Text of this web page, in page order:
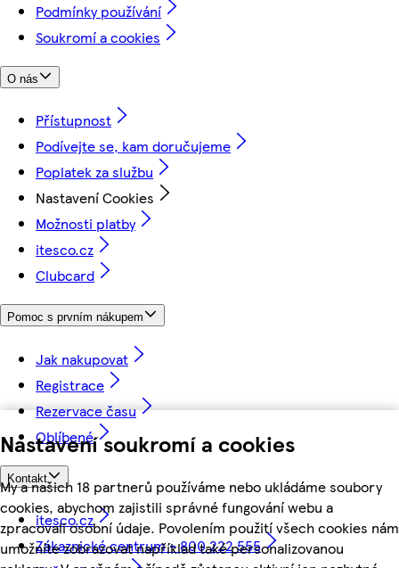
Nastavení soukromí a cookies
My a našich 18 partnerů používáme nebo ukládáme soubory
cookies, abychom zajistili správné fungování webu a
zpracovali osobní údaje. Povolením použití všech cookies nám
umožníte zobrazovat například také personalizovanou
Podmínky používání
Soukromí a cookies
O nás
Přístupnost
Podívejte se, kam doručujeme
Poplatek za službu
Nastavení Cookies
Možnosti platby
itesco.cz
Clubcard
Pomoc s prvním nákupem
Jak nakupovat
Registrace
Rezervace času
Oblíbené
Kontakt
itesco.cz
Zákaznické centrum - 800 222 555